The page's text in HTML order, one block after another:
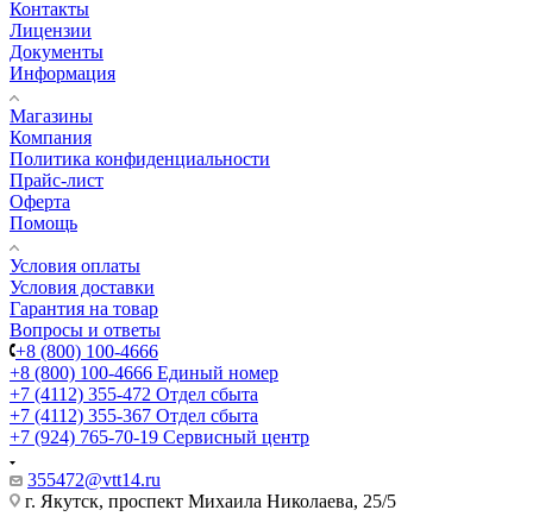
Контакты
Лицензии
Документы
Информация
Магазины
Компания
Политика конфиденциальности
Прайс-лист
Оферта
Помощь
Условия оплаты
Условия доставки
Гарантия на товар
Вопросы и ответы
+8 (800) 100-4666
+8 (800) 100-4666 Единый номер
+7 (4112) 355-472 Отдел сбыта
+7 (4112) 355-367 Отдел сбыта
+7 (924) 765-70-19 Сервисный центр
355472@vtt14.ru
г. Якутск, проспект Михаила Николаева, 25/5